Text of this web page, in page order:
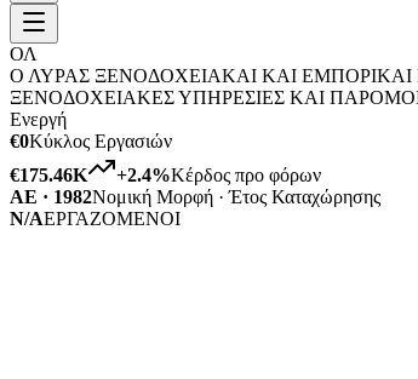
ΟΛ
Ο ΛΥΡΑΣ ΞΕΝΟΔΟΧΕΙΑΚΑΙ ΚΑΙ
ΞΕΝΟΔΟΧΕΙΑΚΕΣ ΥΠΗΡΕΣΙΕΣ ΚΑΙ
Ενεργή
€0Κύκλος Εργασιών
€175.46K
+2.4%Κέρδος προ φόρων
ΑΕ · 1982Νομική Μορφή · Έτος Καταχώρησης
N/AΕΡΓΑΖΟΜΕΝΟΙ